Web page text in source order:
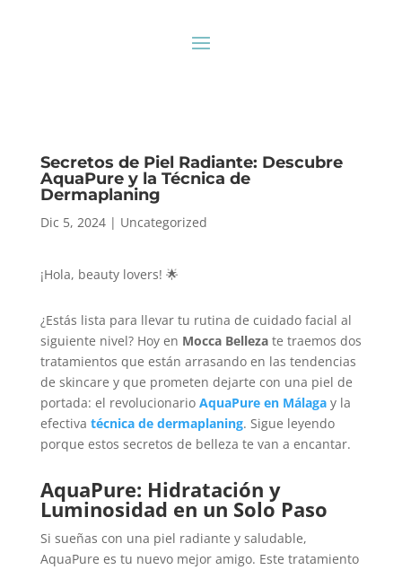
Secretos de Piel Radiante: Descubre
AquaPure y la Técnica de
Dermaplaning
Dic 5, 2024| Uncategorized
¡Hola, beauty lovers! 🌟
¿Estás lista para llevar tu rutina de cuidado facial al
siguiente nivel? Hoy en Mocca Bellezate traemos dos
tratamientos que están arrasando en las tendencias
de skincare y que prometen dejarte con una piel de
portada: el revolucionario AquaPure en Málagay la
efectiva técnica de dermaplaning. Sigue leyendo
porque estos secretos de belleza te van a encantar.
AquaPure: Hidratación y
Luminosidad en un Solo Paso
Si sueñas con una piel radiante y saludable,
AquaPure es tu nuevo mejor amigo. Este tratamiento